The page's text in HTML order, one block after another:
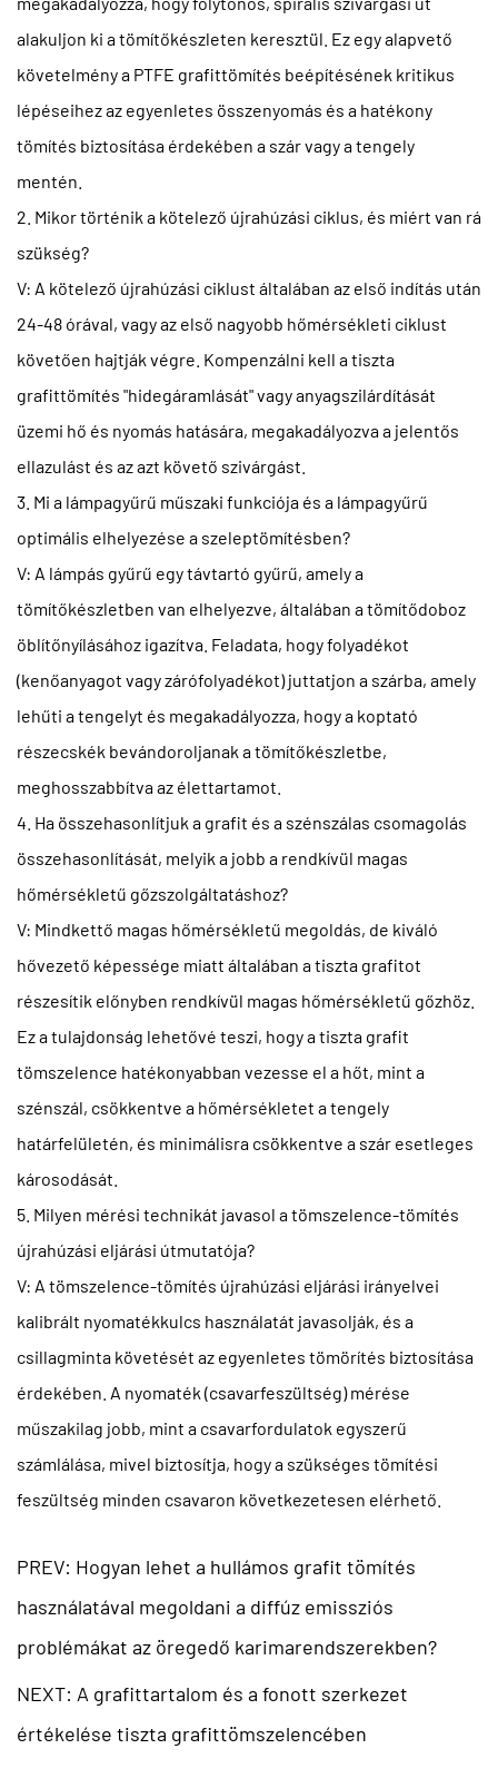
alakuljon ki a tömítőkészleten keresztül. Ez egy alapvető
követelmény a PTFE grafittömítés beépítésének kritikus
lépéseihez az egyenletes összenyomás és a hatékony
tömítés biztosítása érdekében a szár vagy a tengely
mentén.
2. Mikor történik a kötelező újrahúzási ciklus, és miért van rá
szükség?
V: A kötelező újrahúzási ciklust általában az első indítás után
24-48 órával, vagy az első nagyobb hőmérsékleti ciklust
követően hajtják végre. Kompenzálni kell a tiszta
grafittömítés "hidegáramlását" vagy anyagszilárdítását
üzemi hő és nyomás hatására, megakadályozva a jelentős
ellazulást és az azt követő szivárgást.
3. Mi a lámpagyűrű műszaki funkciója és a lámpagyűrű
optimális elhelyezése a szeleptömítésben?
V: A lámpás gyűrű egy távtartó gyűrű, amely a
tömítőkészletben van elhelyezve, általában a tömítődoboz
öblítőnyílásához igazítva. Feladata, hogy folyadékot
(kenőanyagot vagy zárófolyadékot) juttatjon a szárba, amely
lehűti a tengelyt és megakadályozza, hogy a koptató
részecskék bevándoroljanak a tömítőkészletbe,
meghosszabbítva az élettartamot.
4. Ha összehasonlítjuk a grafit és a szénszálas csomagolás
összehasonlítását, melyik a jobb a rendkívül magas
hőmérsékletű gőzszolgáltatáshoz?
V: Mindkettő magas hőmérsékletű megoldás, de kiváló
hővezető képessége miatt általában a tiszta grafitot
részesítik előnyben rendkívül magas hőmérsékletű gőzhöz.
Ez a tulajdonság lehetővé teszi, hogy a tiszta grafit
tömszelence hatékonyabban vezesse el a hőt, mint a
szénszál, csökkentve a hőmérsékletet a tengely
határfelületén, és minimálisra csökkentve a szár esetleges
károsodását.
5. Milyen mérési technikát javasol a tömszelence-tömítés
újrahúzási eljárási útmutatója?
V: A tömszelence-tömítés újrahúzási eljárási irányelvei
kalibrált nyomatékkulcs használatát javasolják, és a
csillagminta követését az egyenletes tömörítés biztosítása
érdekében. A nyomaték (csavarfeszültség) mérése
műszakilag jobb, mint a csavarfordulatok egyszerű
számlálása, mivel biztosítja, hogy a szükséges tömítési
feszültség minden csavaron következetesen elérhető.
PREV: Hogyan lehet a hullámos grafit tömítés
használatával megoldani a diffúz emissziós
problémákat az öregedő karimarendszerekben?
NEXT: A grafittartalom és a fonott szerkezet
értékelése tiszta grafittömszelencében